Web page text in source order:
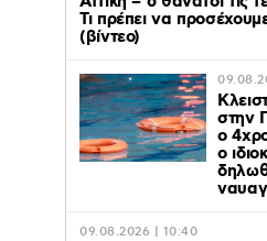
Τι πρέπει να
(βίντεο)
στην
ο
ο
09.08.2026 | 10:40